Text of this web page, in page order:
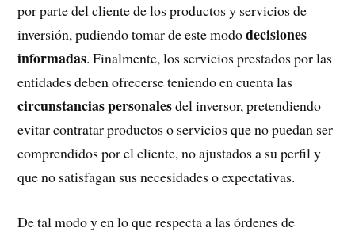
por parte del cliente de los productos y servicios de
inversión, pudiendo tomar de este mododecisiones
informadas. Finalmente, los servicios prestados por las
entidades deben ofrecerse teniendo en cuenta las
circunstancias personalesdel inversor, pretendiendo
evitar contratar productos o servicios que no puedan ser
comprendidos por el cliente, no ajustados a su perfil y
que no satisfagan sus necesidades o expectativas.
De tal modo y en lo que respecta a las órdenes de